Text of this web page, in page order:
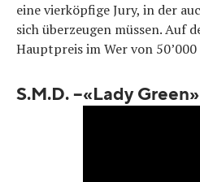
eine vierköpfige Jury, in der
sich überzeugen müssen. Auf
Hauptpreis im Wer von 50’000
S.M.D. –«Lady Green»